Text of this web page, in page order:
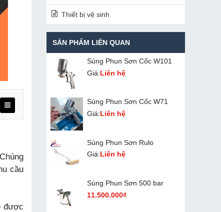
cầu
được
Thiết bị vệ sinh
SẢN PHẨM LIÊN QUAN
Súng Phun Sơn Cốc W101
Giá:Liên hệ
Súng Phun Sơn Cốc W71
Giá:Liên hệ
Súng Phun Sơn Rulo
Giá:Liên hệ
Súng Phun Sơn 500 bar
11.500.000₫